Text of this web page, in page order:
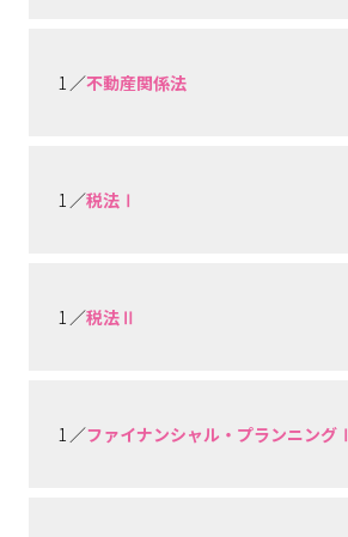
1 ／不動産関係法
1 ／税法Ⅰ
1 ／税法Ⅱ
1 ／ファイナンシャル・プランニングⅠ